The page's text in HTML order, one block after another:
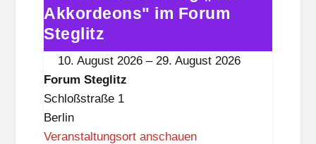
e
g
l
i
t
z
„600
Akkordeons"
im
Forum
Steglitz
Akkordeons" im Forum
Steglitz
10. August 2026 –29. August 2026
Forum Steglitz
Schloßstraße 1
Berlin
Veranstaltungsort anschauen